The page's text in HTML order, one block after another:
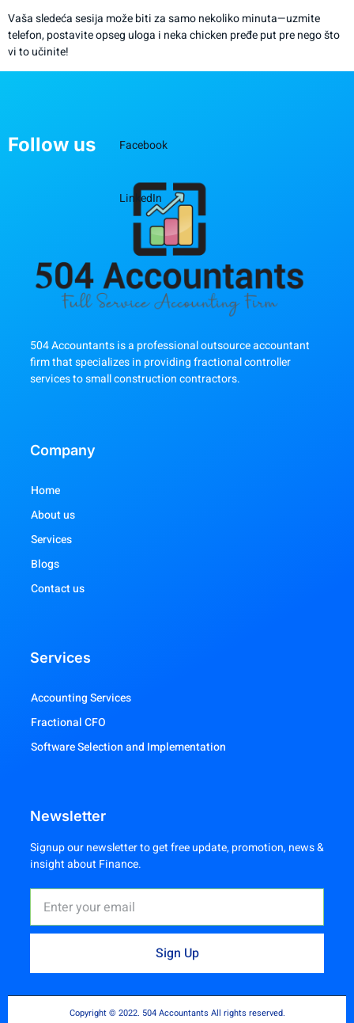
Vaša sledeća sesija može biti za samo nekoliko minuta—uzmite
telefon, postavite opseg uloga i neka chicken pređe put pre nego što
vi to učinite!
Follow us Facebook
LinkedIn
504 Accountants is a professional outsource accountant
firm that specializes in providing fractional controller
services to small construction contractors.
Company
Home
About us
Services
Blogs
Contact us
Services
Accounting Services
Fractional CFO
Software Selection and Implementation
Newsletter
Signup our newsletter to get free update, promotion, news &
insight about Finance.
Sign Up
Copyright © 2022. 504 Accountants All rights reserved.